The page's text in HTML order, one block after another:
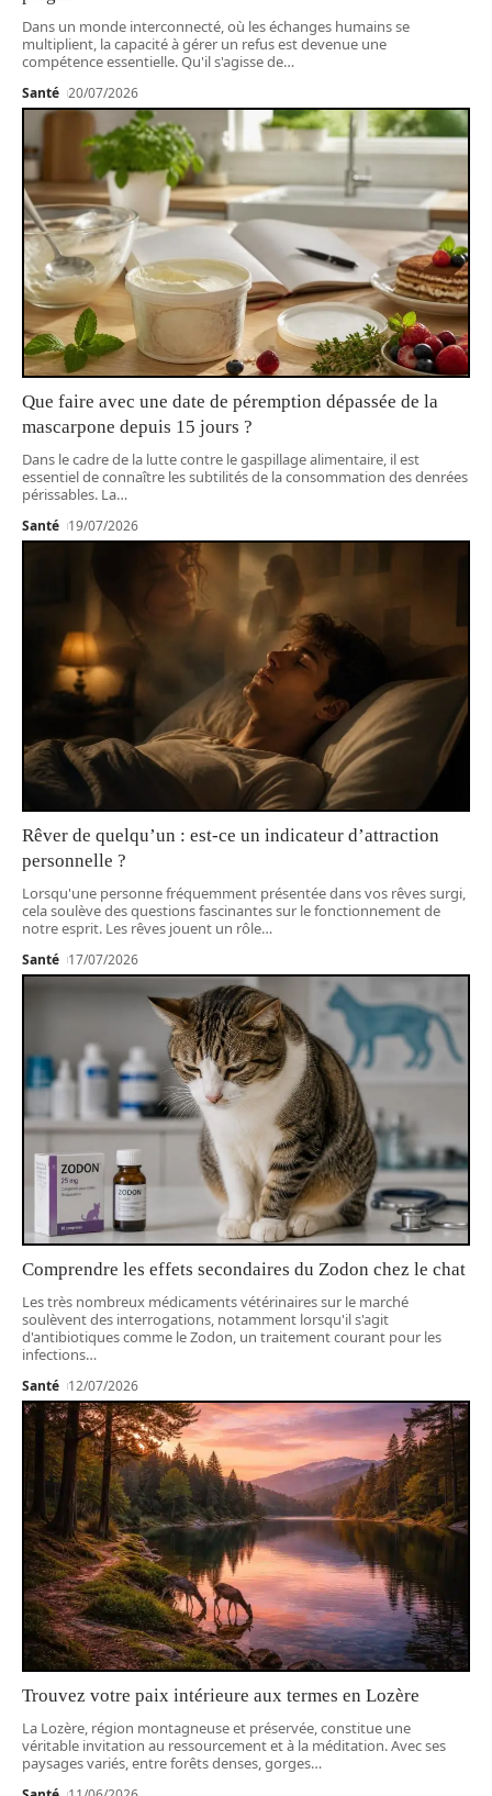
Dans un monde interconnecté, où les échanges humains se
multiplient, la capacité à gérer un refus est devenue une
compétence essentielle. Qu'il s'agisse de…
Santé 20/07/2026
Que faire avec une date de péremption dépassée de la
mascarpone depuis 15 jours ?
Dans le cadre de la lutte contre le gaspillage alimentaire, il est
essentiel de connaître les subtilités de la consommation des denrées
périssables. La…
Santé 19/07/2026
Rêver de quelqu’un : est-ce un indicateur d’attraction
personnelle ?
Lorsqu'une personne fréquemment présentée dans vos rêves surgi,
cela soulève des questions fascinantes sur le fonctionnement de
notre esprit. Les rêves jouent un rôle…
Santé 17/07/2026
Comprendre les effets secondaires du Zodon chez le chat
Les très nombreux médicaments vétérinaires sur le marché
soulèvent des interrogations, notamment lorsqu'il s'agit
d'antibiotiques comme le Zodon, un traitement courant pour les
infections…
Santé 12/07/2026
Trouvez votre paix intérieure aux termes en Lozère
La Lozère, région montagneuse et préservée, constitue une
véritable invitation au ressourcement et à la méditation. Avec ses
paysages variés, entre forêts denses, gorges…